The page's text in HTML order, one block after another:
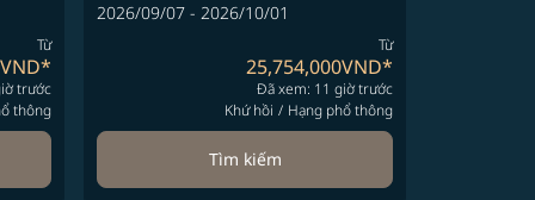
Từ
*
trước
thông
2026/09/07 - 2026/10/01
Từ
25,754,000VND*
Đã xem: 11 giờ trước
Khứ hồi / Hạng phổ thông
Tìm kiếm